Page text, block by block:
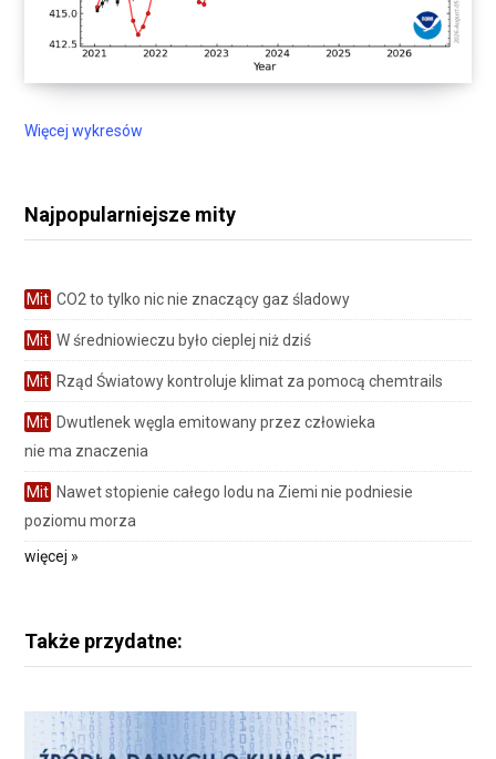
Więcej wykresów
Najpopularniejsze mity
Mit CO2 to tylko nic nie znaczący gaz śladowy
Mit W średniowieczu było cieplej niż dziś
Mit Rząd Światowy kontroluje klimat za pomocą chemtrails
Mit Dwutlenek węgla emitowany przez człowieka
nie ma znaczenia
Mit Nawet stopienie całego lodu na Ziemi nie podniesie
poziomu morza
więcej »
Także przydatne: